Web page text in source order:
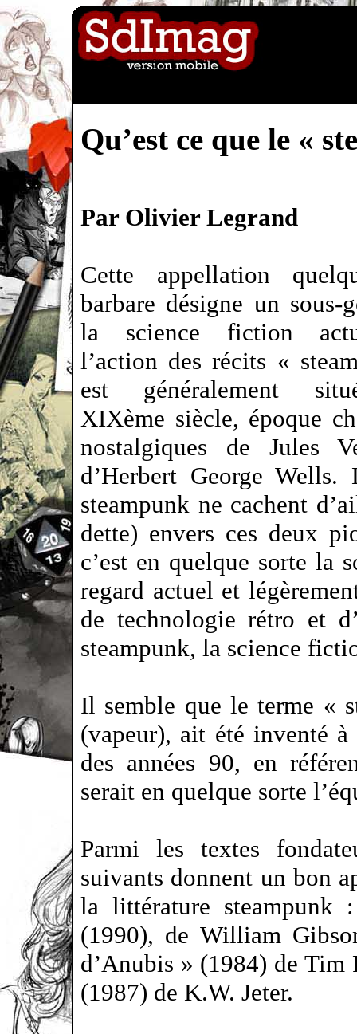
Qu’est ce que le «
Par Olivier Legrand
Cette appellation
barbare désigne un sous-
la science fiction
l’action des récits «
est généralement
XIXème siècle, époque
nostalgiques de Jules
d’Herbert George
steampunk ne cachent
dette) envers ces deux
c’est en quelque sorte la
regard actuel et
de technologie rétro et
steampunk, la science
Il semble que le terme «
(vapeur), ait été inventé
des années 90, en
serait en quelque sorte
Parmi les textes
suivants donnent un bon
la littérature
(1990), de William
d’Anubis » (1984) de Tim
(1987) de K.W. Jeter.